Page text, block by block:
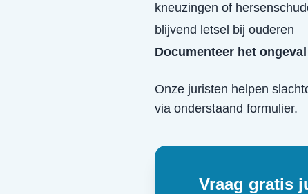
kneuzingen of
blijvend letsel bij ouderen
Documenteer het
Onze juristen helpen
via onderstaand formulier.
Vraag gratis